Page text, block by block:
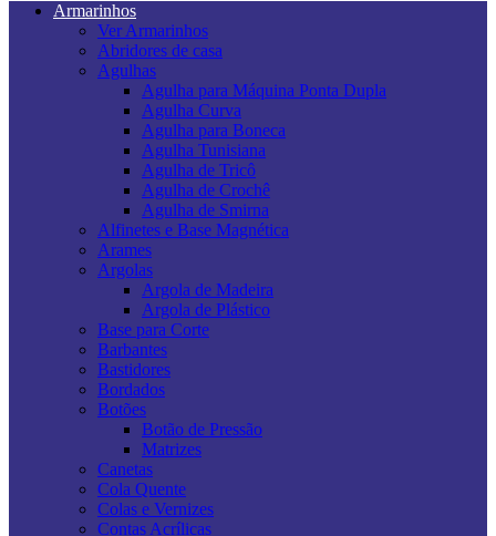
Armarinhos
Ver Armarinhos
Abridores de casa
Agulhas
Agulha para Máquina Ponta Dupla
Agulha Curva
Agulha para Boneca
Agulha Tunisiana
Agulha de Tricô
Agulha de Crochê
Agulha de Smirna
Alfinetes e Base Magnética
Arames
Argolas
Argola de Madeira
Argola de Plástico
Base para Corte
Barbantes
Bastidores
Bordados
Botões
Botão de Pressão
Matrizes
Canetas
Cola Quente
Colas e Vernizes
Contas Acrílicas